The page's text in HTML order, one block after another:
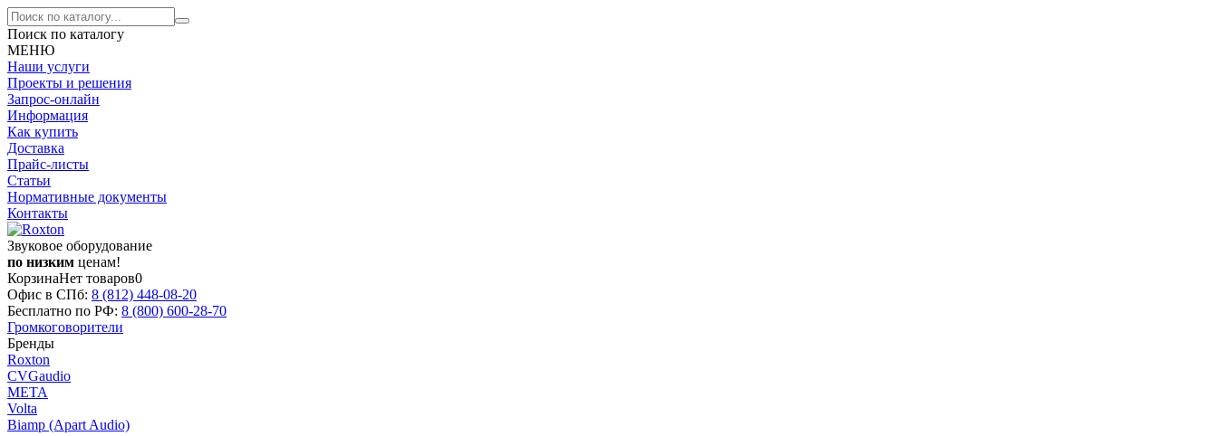
Поиск по каталогу
МЕНЮ
Наши услуги
Проекты и решения
Запрос-онлайн
Информация
Как купить
Доставка
Прайс-листы
Статьи
Нормативные документы
Контакты
Звуковое оборудование
по низким ценам!
КорзинаНет товаров0
Офис в СПб: 8 (812) 448-08-20
Бесплатно по РФ: 8 (800) 600-28-70
Громкоговорители
Бренды
Roxton
CVGaudio
МЕТА
Volta
Biamp (Apart Audio)